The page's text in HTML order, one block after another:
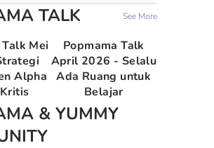
TALK See More
Mei
Alpha
Popmama Talk
April 2026 - Selalu
Ada Ruang untuk
Belajar
& YUMMY